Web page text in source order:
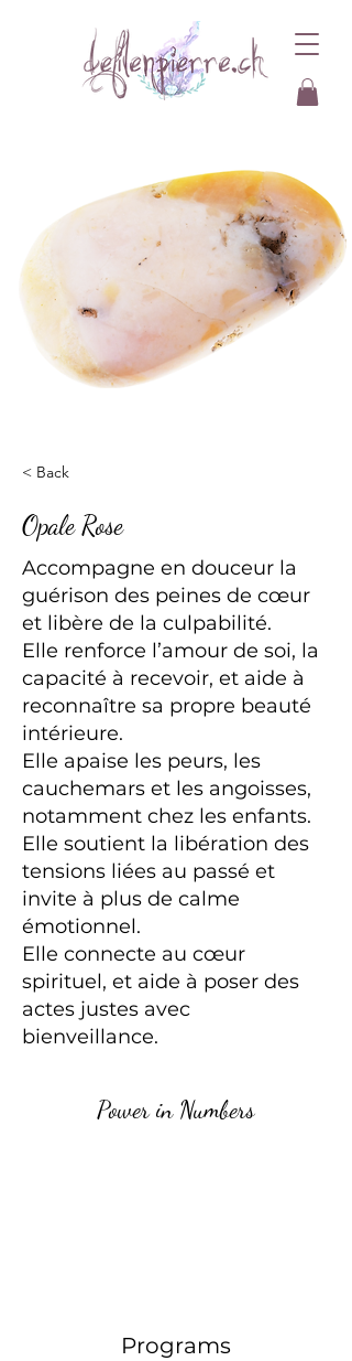
< Back
Opale Rose
Accompagne en douceur la
guérison des peines de cœur
et libère de la culpabilité.
Elle renforce l’amour de soi, la
capacité à recevoir, et aide à
reconnaître sa propre beauté
intérieure.
Elle apaise les peurs, les
cauchemars et les angoisses,
notamment chez les enfants.
Elle soutient la libération des
tensions liées au passé et
invite à plus de calme
émotionnel.
Elle connecte au cœur
spirituel, et aide à poser des
actes justes avec
bienveillance.
Power in Numbers
Programs